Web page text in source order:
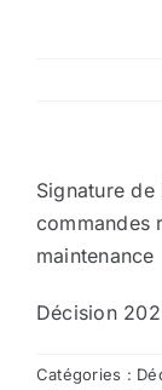
Nous contacter
Signature
commandes
maintenance
Décision
Catégories :